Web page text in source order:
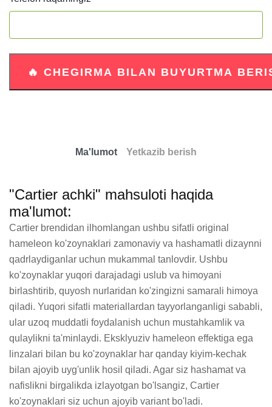
Ma'lumot Yetkazib berish
"Cartier achki" mahsuloti haqida
ma'lumot:
Cartier brendidan ilhomlangan ushbu sifatli original
hameleon ko'zoynaklari zamonaviy va hashamatli dizaynni
qadrlaydiganlar uchun mukammal tanlovdir. Ushbu
ko'zoynaklar yuqori darajadagi uslub va himoyani
birlashtirib, quyosh nurlaridan ko'zingizni samarali himoya
qiladi. Yuqori sifatli materiallardan tayyorlanganligi sababli,
ular uzoq muddatli foydalanish uchun mustahkamlik va
qulaylikni ta'minlaydi. Eksklyuziv hameleon effektiga ega
linzalari bilan bu ko'zoynaklar har qanday kiyim-kechak
bilan ajoyib uyg'unlik hosil qiladi. Agar siz hashamat va
nafislikni birgalikda izlayotgan bo'lsangiz, Cartier
ko'zoynaklari siz uchun ajoyib variant bo'ladi.